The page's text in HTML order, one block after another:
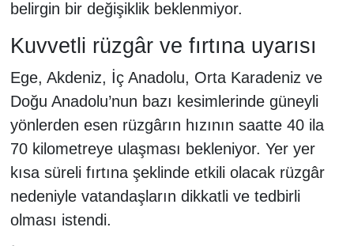
belirgin bir değişiklik beklenmiyor.
Kuvvetli rüzgâr ve fırtına uyarısı
Ege, Akdeniz, İç Anadolu, Orta Karadeniz ve
Doğu Anadolu’nun bazı kesimlerinde güneyli
yönlerden esen rüzgârın hızının saatte 40 ila
70 kilometreye ulaşması bekleniyor. Yer yer
kısa süreli fırtına şeklinde etkili olacak rüzgâr
nedeniyle vatandaşların dikkatli ve tedbirli
olması istendi.